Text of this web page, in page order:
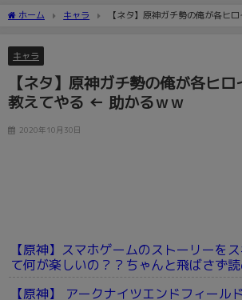
ホーム キャラ
【ネタ】原神ガチ勢の俺が各ヒ
キャラ
【ネタ】原神ガチ勢の俺が各ヒ
教えてやる ← 助かるｗｗ
2020年10月30日
【原神】スマホゲームのストーリーを
て何が楽しいの？？ちゃんと飛ばさず
【原神】 アークナイツエンドフィール